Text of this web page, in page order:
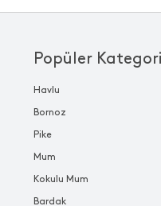
Popüler
Havlu
Bornoz
Pike
Mum
Kokulu Mum
Bardak